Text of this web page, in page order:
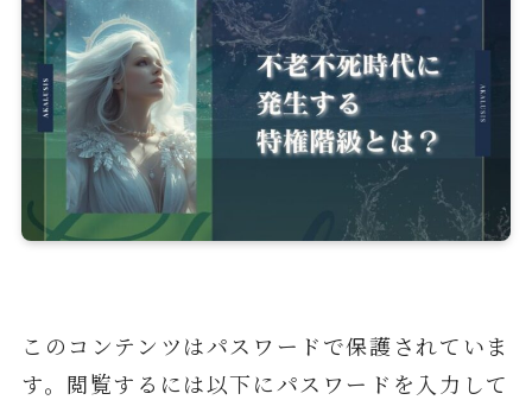
このコンテンツはパスワードで保護されていま
す。閲覧するには以下にパスワードを入力して